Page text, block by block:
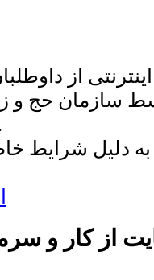
سازمان حج و
ریزی و